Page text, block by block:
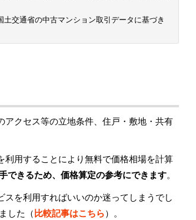
土交通省の中古マンション取引データに基づき
クセス等の立地条件、住戸・敷地・共有
利用することにより無料で価格相場を計算
できるため、価格算定の参考にできます。
を利用すればいいのか迷ってしまうでし
した（比較記事はこちら）。